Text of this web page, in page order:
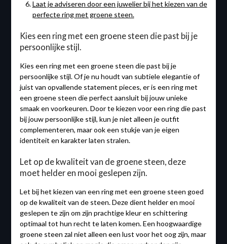
Laat je adviseren door een juwelier bij het kiezen van de
perfecte ring met groene steen.
Kies een ring met een groene steen die past bij je
persoonlijke stijl.
Kies een ring met een groene steen die past bij je
persoonlijke stijl. Of je nu houdt van subtiele elegantie of
juist van opvallende statement pieces, er is een ring met
een groene steen die perfect aansluit bij jouw unieke
smaak en voorkeuren. Door te kiezen voor een ring die past
bij jouw persoonlijke stijl, kun je niet alleen je outfit
complementeren, maar ook een stukje van je eigen
identiteit en karakter laten stralen.
Let op de kwaliteit van de groene steen, deze
moet helder en mooi geslepen zijn.
Let bij het kiezen van een ring met een groene steen goed
op de kwaliteit van de steen. Deze dient helder en mooi
geslepen te zijn om zijn prachtige kleur en schittering
optimaal tot hun recht te laten komen. Een hoogwaardige
groene steen zal niet alleen een lust voor het oog zijn, maar